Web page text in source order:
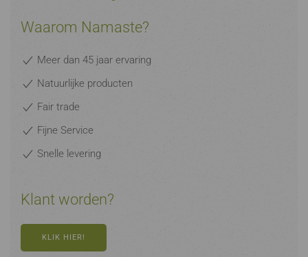
Waarom Namaste?
Meer dan 45 jaar ervaring
Natuurlijke producten
Fair trade
Fijne Service
Snelle levering
Klant worden?
KLIK HIER!